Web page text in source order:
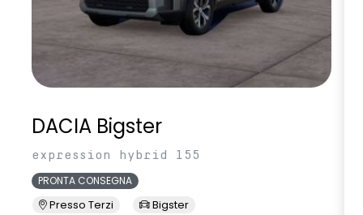
DACIA Bigster
expression hybrid 155
PRONTA CONSEGNA
Presso Terzi Bigster